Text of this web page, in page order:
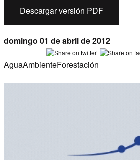
Descargar versión PDF
domingo 01 de abril de 2012
AguaAmbienteForestación